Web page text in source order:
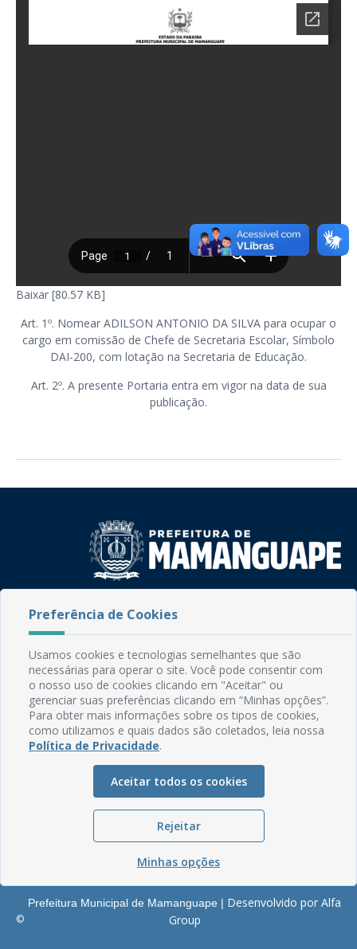
Baixar [80.57 KB]
Art. 1º. Nomear ADILSON ANTONIO DA SILVA para ocupar o
cargo em comissão de Chefe de Secretaria Escolar, Símbolo
DAI-200, com lotação na Secretaria de Educação.
Art. 2º. A presente Portaria entra em vigor na data de sua
publicação.
CEP: 58.280-000 - Mamanguape/PB
Fone: (83) 3292-2246
Email: comunicacao@mamanguape.pb.gov.br
Expediente: Segunda à Sexta, das 08h às 13h
Mapa do Site
Perguntas frequentes
Glossário
Serviços Internos
©
Prefeitura Municipal de Mamanguape | Desenvolvido por Alfa
Group
Preferência de Cookies
Usamos cookies e tecnologias semelhantes que são
necessárias para operar o site. Você pode consentir com
o nosso uso de cookies clicando em "Aceitar" ou
gerenciar suas preferências clicando em “Minhas opções”.
Para obter mais informações sobre os tipos de cookies,
como utilizamos e quais dados são coletados, leia nossa
Política de Privacidade.
Aceitar todos os cookies
Rejeitar
Minhas opções